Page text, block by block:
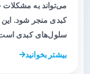
می‌تواند به مشکلات
کبدی منجر شود. این
سلول‌های کبدی
بیشتر بخوانید